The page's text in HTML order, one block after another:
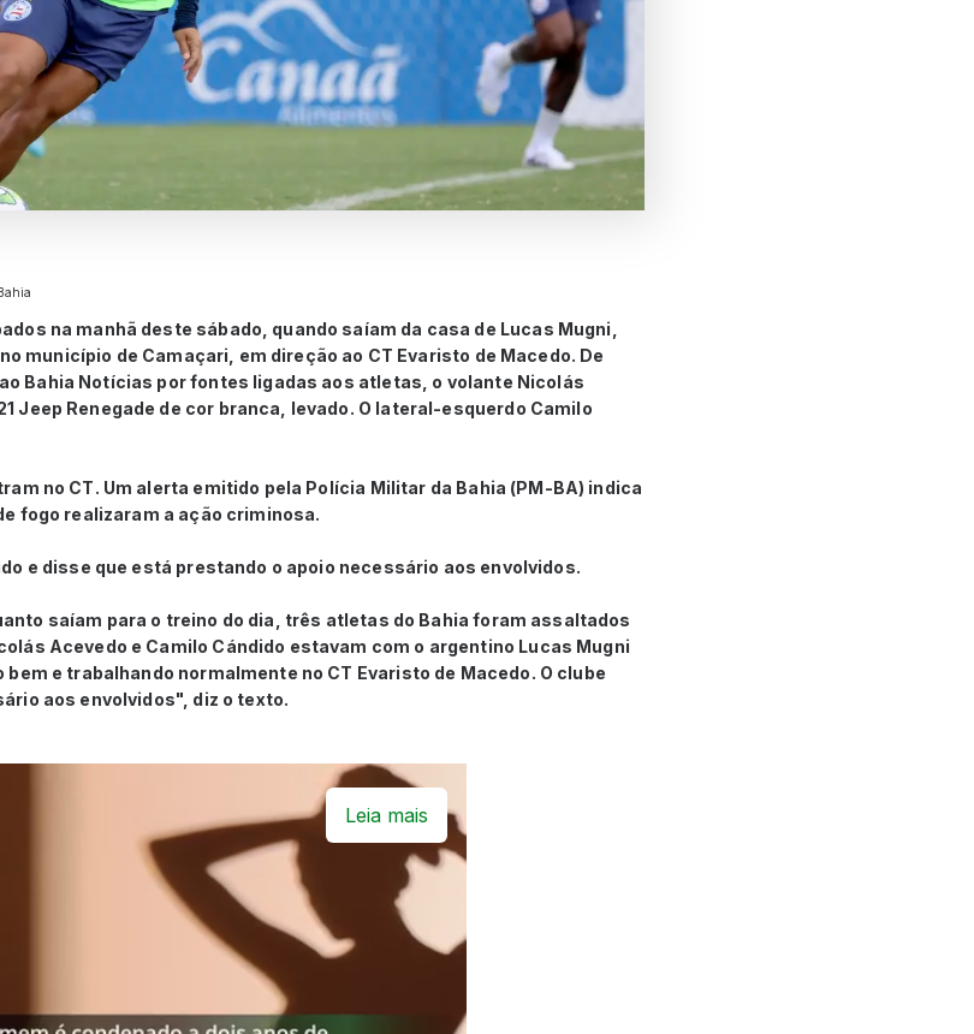
na manhã deste sábado, quando saíam da casa de Lucas Mugni,
município de Camaçari, em direção ao CT Evaristo de Macedo. De
Bahia Notícias por fontes ligadas aos atletas, o volante Nicolás
Jeep Renegade de cor branca, levado. O lateral-esquerdo Camilo
no CT. Um alerta emitido pela Polícia Militar da Bahia (PM-BA) indica
fogo realizaram a ação criminosa.
e disse que está prestando o apoio necessário aos envolvidos.
saíam para o treino do dia, três atletas do Bahia foram assaltados
Acevedo e Camilo Cándido estavam com o argentino Lucas Mugni
e trabalhando normalmente no CT Evaristo de Macedo. O clube
aos envolvidos", diz o texto.
Leia mais